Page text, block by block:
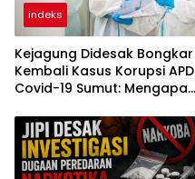
indeks
Kejagung Didesak Bongkar
Kembali Kasus Korupsi APD
Covid-19 Sumut: Mengapa
Kini Tak Tersentuh?